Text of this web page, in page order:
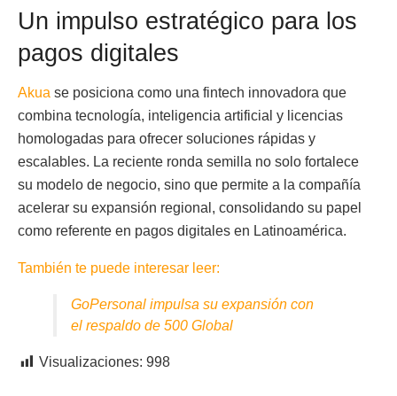
Un impulso estratégico para los
pagos digitales
Akua se posiciona como una fintech innovadora que
combina tecnología, inteligencia artificial y licencias
homologadas para ofrecer soluciones rápidas y
escalables. La reciente ronda semilla no solo fortalece
su modelo de negocio, sino que permite a la compañía
acelerar su expansión regional, consolidando su papel
como referente en pagos digitales en Latinoamérica.
También te puede interesar leer:
GoPersonal impulsa su expansión con
el respaldo de 500 Global
Visualizaciones: 998